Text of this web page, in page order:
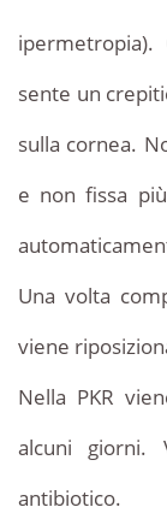
sente un
sulla cornea.
e non fissa
Una volta
viene
Nella PKR
alcuni giorni.
antibiotico.